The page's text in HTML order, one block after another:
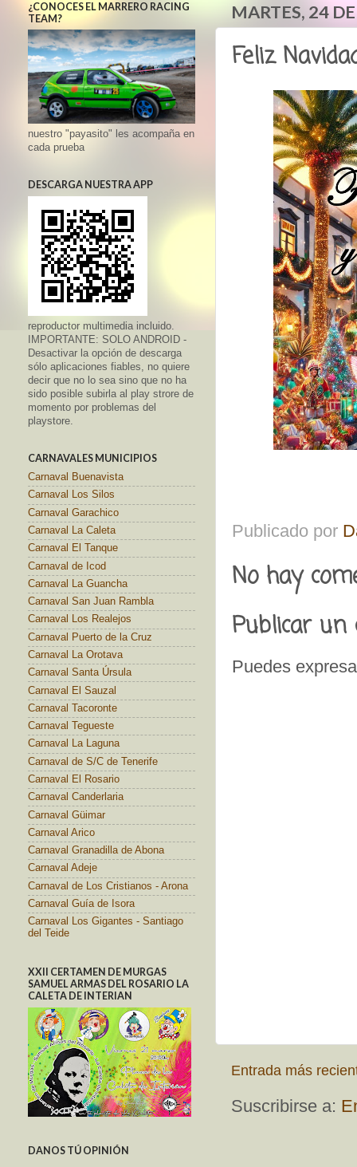
MARTES, 24
Feliz
Publicado por
No hay
Publicar
Puedes
Entrada más
Suscribirse a:
¿CONOCES EL MARRERO RACING
TEAM?
nuestro "payasito" les acompaña en
cada prueba
DESCARGA NUESTRA APP
reproductor multimedia incluido.
IMPORTANTE: SOLO ANDROID -
Desactivar la opción de descarga
sólo aplicaciones fiables, no quiere
decir que no lo sea sino que no ha
sido posible subirla al play strore de
momento por problemas del
playstore.
CARNAVALES MUNICIPIOS
Carnaval Buenavista
Carnaval Los Silos
Carnaval Garachico
Carnaval La Caleta
Carnaval El Tanque
Carnaval de Icod
Carnaval La Guancha
Carnaval San Juan Rambla
Carnaval Los Realejos
Carnaval Puerto de la Cruz
Carnaval La Orotava
Carnaval Santa Úrsula
Carnaval El Sauzal
Carnaval Tacoronte
Carnaval Tegueste
Carnaval La Laguna
Carnaval de S/C de Tenerife
Carnaval El Rosario
Carnaval Canderlaria
Carnaval Güimar
Carnaval Arico
Carnaval Granadilla de Abona
Carnaval Adeje
Carnaval de Los Cristianos - Arona
Carnaval Guía de Isora
Carnaval Los Gigantes - Santiago
del Teide
XXII CERTAMEN DE MURGAS
SAMUEL ARMAS DEL ROSARIO LA
CALETA DE INTERIAN
DANOS TÚ OPINIÓN